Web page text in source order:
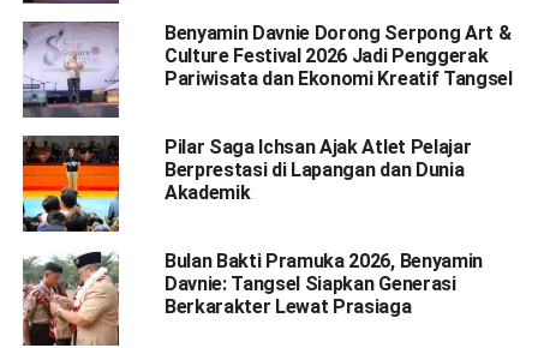
Benyamin Davnie Dorong Serpong Art &
Culture Festival 2026 Jadi Penggerak
Pariwisata dan Ekonomi Kreatif Tangsel
Pilar Saga Ichsan Ajak Atlet Pelajar
Berprestasi di Lapangan dan Dunia
Akademik
Bulan Bakti Pramuka 2026, Benyamin
Davnie: Tangsel Siapkan Generasi
Berkarakter Lewat Prasiaga